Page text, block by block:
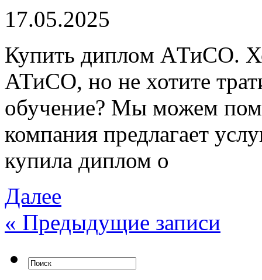
17.05.2025
Купить диплoм AТиСO.
АТиСО, но не хотите
обучение? Мы можем
компания предлагает
купила диплом о
Далее
« Предыдущие записи